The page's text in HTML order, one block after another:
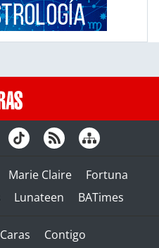
Marie Claire
Fortuna
Lunateen BATimes
Caras
Contigo